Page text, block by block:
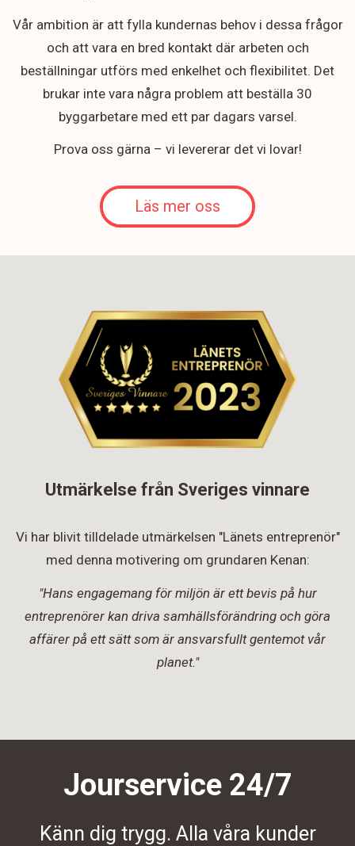
Vår ambition är att fylla kundernas behov i dessa frågor
och att vara en bred kontakt där arbeten och
beställningar utförs med enkelhet och flexibilitet. Det
brukar inte vara några problem att beställa 30
byggarbetare med ett par dagars varsel.
Prova oss gärna – vi levererar det vi lovar!
Läs mer oss
Utmärkelse från Sveriges vinnare
Vi har blivit tilldelade utmärkelsen "Länets entreprenör"
med denna motivering om grundaren Kenan:
"Hans engagemang för miljön är ett bevis på hur
entreprenörer kan driva samhällsförändring och göra
affärer på ett sätt som är ansvarsfullt gentemot vår
planet."
Jourservice 24/7
Känn dig trygg. Alla våra kunder